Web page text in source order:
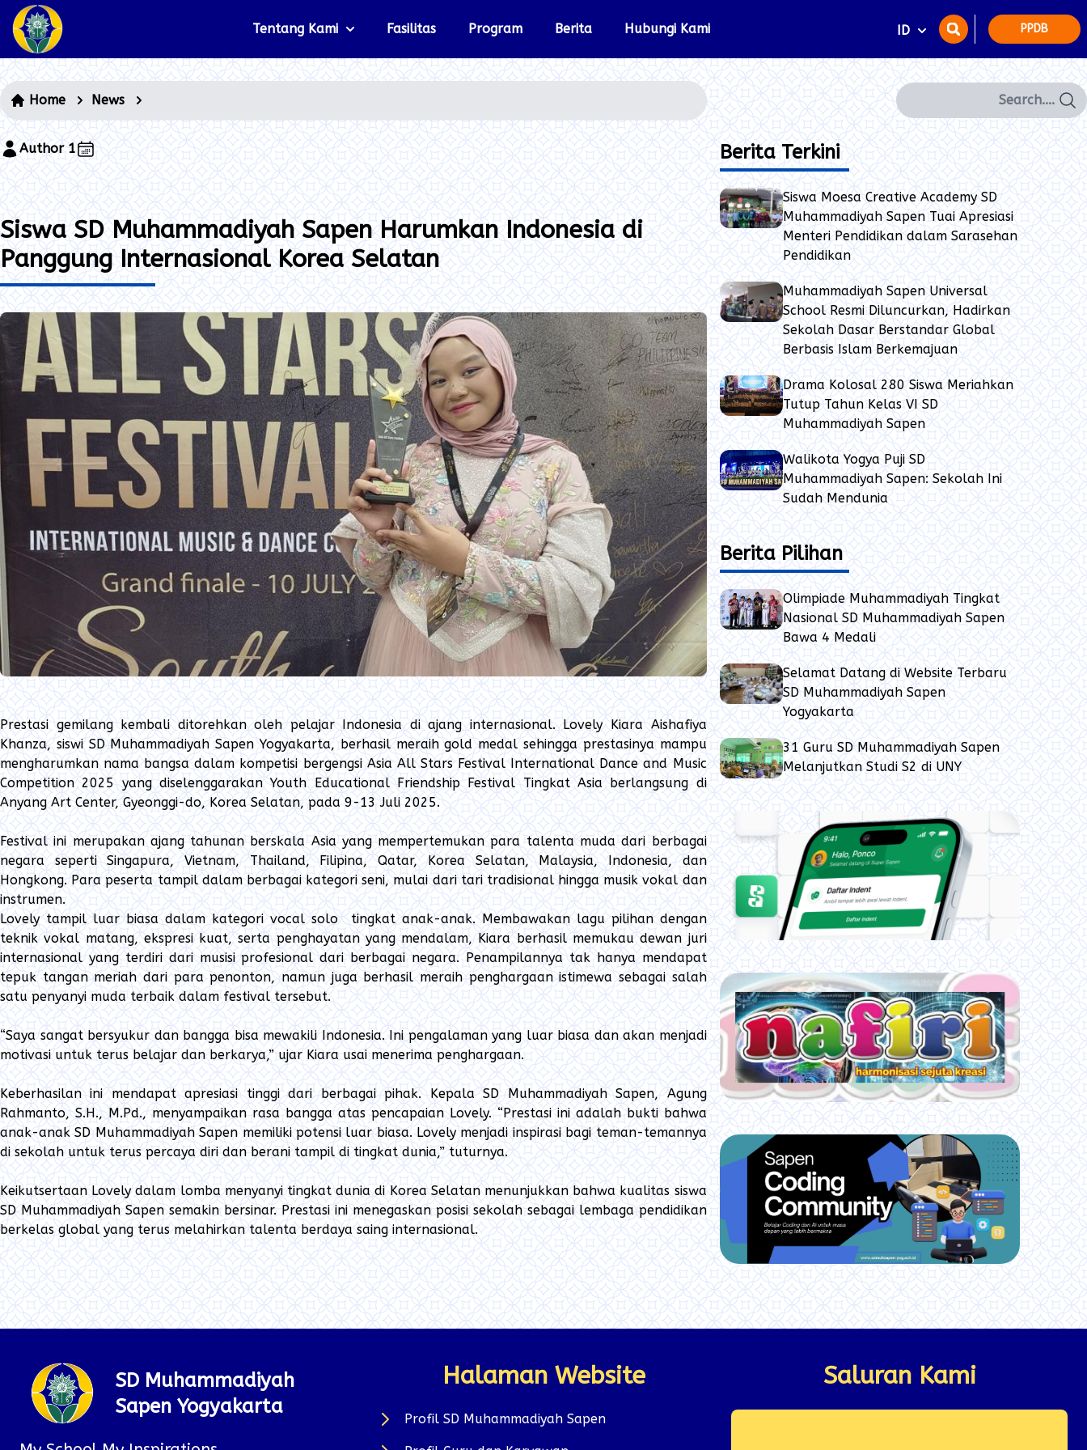
ID
Search
PPDB
Tentang Kami Fasilitas Program Berita Hubungi Kami
Home News
Author 1
Siswa SD Muhammadiyah Sapen Harumkan Indonesia di
Panggung Internasional Korea Selatan
Prestasi gemilang kembali ditorehkan oleh pelajar Indonesia di ajang internasional. Lovely Kiara Aishafiya
Khanza, siswi SD Muhammadiyah Sapen Yogyakarta, berhasil meraih gold medal sehingga prestasinya mampu
mengharumkan nama bangsa dalam kompetisi bergengsi Asia All Stars Festival International Dance and Music
Competition 2025 yang diselenggarakan Youth Educational Friendship Festival Tingkat Asia berlangsung di
Anyang Art Center, Gyeonggi-do, Korea Selatan, pada 9-13 Juli 2025.
Festival ini merupakan ajang tahunan berskala Asia yang mempertemukan para talenta muda dari berbagai
negara seperti Singapura, Vietnam, Thailand, Filipina, Qatar, Korea Selatan, Malaysia, Indonesia, dan
Hongkong. Para peserta tampil dalam berbagai kategori seni, mulai dari tari tradisional hingga musik vokal dan
instrumen.
Lovely tampil luar biasa dalam kategori vocal solo tingkat anak-anak. Membawakan lagu pilihan dengan
teknik vokal matang, ekspresi kuat, serta penghayatan yang mendalam, Kiara berhasil memukau dewan juri
internasional yang terdiri dari musisi profesional dari berbagai negara. Penampilannya tak hanya mendapat
tepuk tangan meriah dari para penonton, namun juga berhasil meraih penghargaan istimewa sebagai salah
satu penyanyi muda terbaik dalam festival tersebut.
“Saya sangat bersyukur dan bangga bisa mewakili Indonesia. Ini pengalaman yang luar biasa dan akan menjadi
motivasi untuk terus belajar dan berkarya,” ujar Kiara usai menerima penghargaan.
Keberhasilan ini mendapat apresiasi tinggi dari berbagai pihak. Kepala SD Muhammadiyah Sapen, Agung
Rahmanto, S.H., M.Pd., menyampaikan rasa bangga atas pencapaian Lovely. “Prestasi ini adalah bukti bahwa
anak-anak SD Muhammadiyah Sapen memiliki potensi luar biasa. Lovely menjadi inspirasi bagi teman-temannya
di sekolah untuk terus percaya diri dan berani tampil di tingkat dunia,” tuturnya.
Keikutsertaan Lovely dalam lomba menyanyi tingkat dunia di Korea Selatan menunjukkan bahwa kualitas siswa
SD Muhammadiyah Sapen semakin bersinar. Prestasi ini menegaskan posisi sekolah sebagai lembaga pendidikan
berkelas global yang terus melahirkan talenta berdaya saing internasional.
Berita Terkini
Siswa Moesa Creative Academy SD
Muhammadiyah Sapen Tuai Apresiasi
Menteri Pendidikan dalam Sarasehan
Pendidikan
Muhammadiyah Sapen Universal
School Resmi Diluncurkan, Hadirkan
Sekolah Dasar Berstandar Global
Berbasis Islam Berkemajuan
Drama Kolosal 280 Siswa Meriahkan
Tutup Tahun Kelas VI SD
Muhammadiyah Sapen
Walikota Yogya Puji SD
Muhammadiyah Sapen: Sekolah Ini
Sudah Mendunia
Berita Pilihan
Olimpiade Muhammadiyah Tingkat
Nasional SD Muhammadiyah Sapen
Bawa 4 Medali
Selamat Datang di Website Terbaru
SD Muhammadiyah Sapen
Yogyakarta
31 Guru SD Muhammadiyah Sapen
Melanjutkan Studi S2 di UNY
SD Muhammadiyah
Sapen Yogyakarta
Halaman Website
Profil SD Muhammadiyah Sapen
Saluran Kami